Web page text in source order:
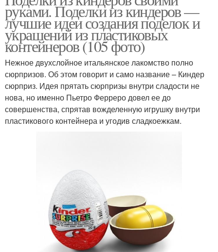
руками. Поделки из киндеров —
лучшие идеи создания поделок и
украшений из пластиковых
контейнеров (105 фото)
Нежное двухслойное итальянское лакомство полно
сюрпризов. Об этом говорит и само название – Киндер
сюрприз. Идея прятать сюрпризы внутри сладости не
нова, но именно Пьетро Ферреро довел ее до
совершенства, спрятав вожделенную игрушку внутри
пластикового контейнера и угодив сладкоежкам.